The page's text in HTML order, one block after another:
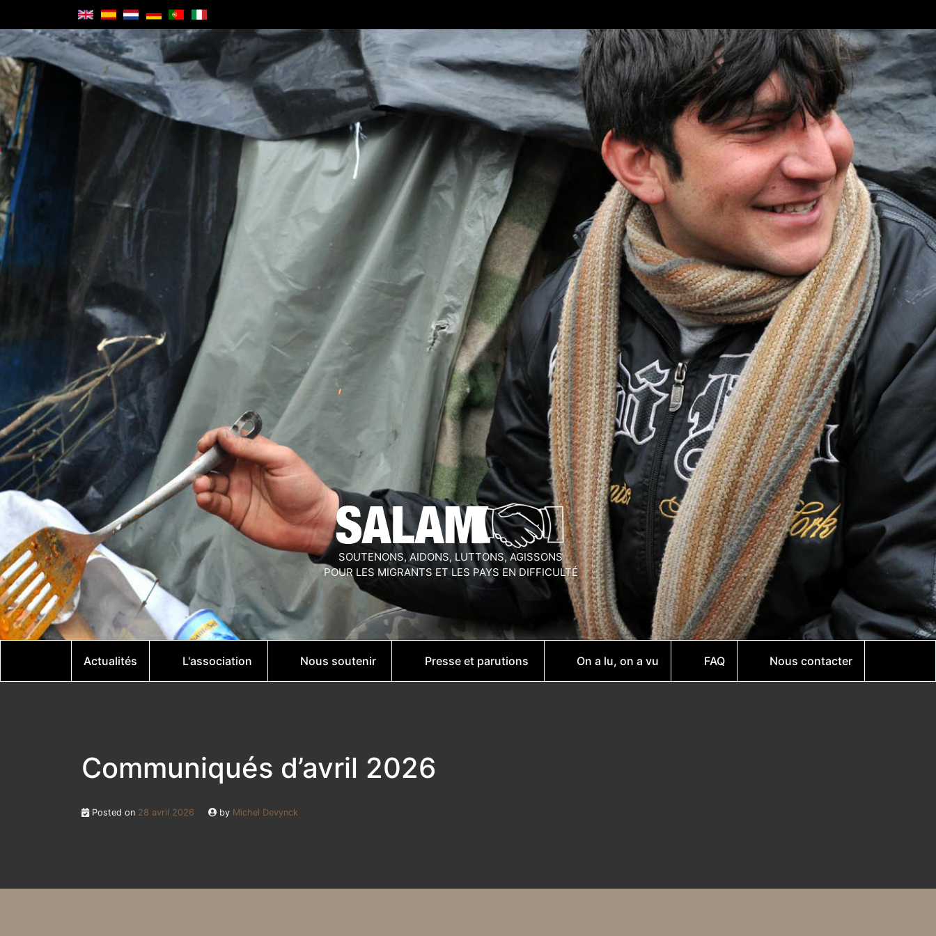
SOUTENONS, AIDONS, LUTTONS, AGISSONS
POUR LES MIGRANTS ET LES PAYS EN DIFFICULTÉ
Actualités L'association Nous soutenir Presse et parutions On a lu, on a vu FAQ Nous contacter
Communiqués d’avril 2026
Posted on 28 avril 2026 by Michel Devynck